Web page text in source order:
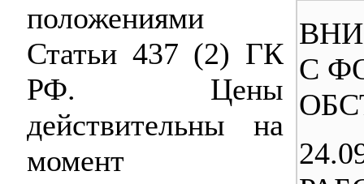
положениями
Статьи 437 (2) ГК
РФ. Цены
действительны на
момент
С